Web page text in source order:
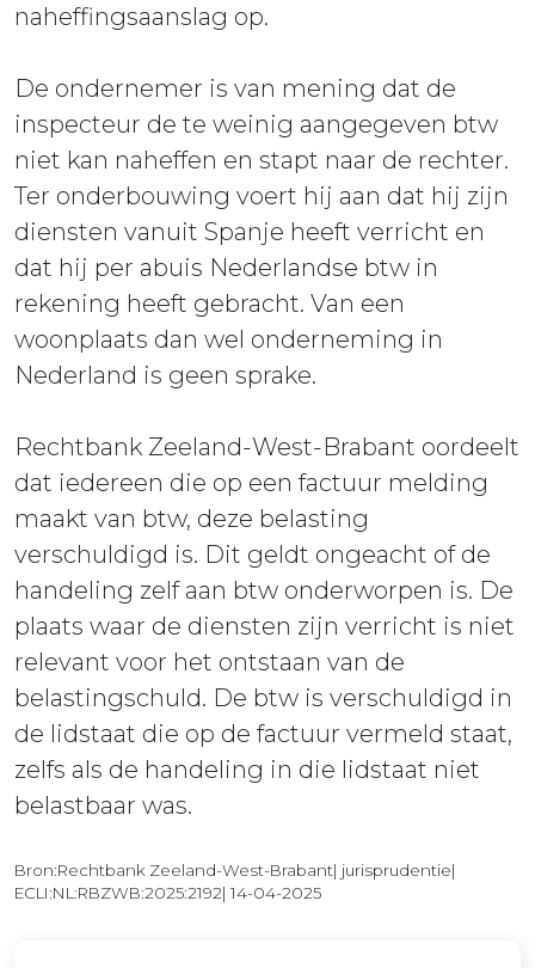
naheffingsaanslag op.
De ondernemer is van mening dat de
inspecteur de te weinig aangegeven btw
niet kan naheffen en stapt naar de rechter.
Ter onderbouwing voert hij aan dat hij zijn
diensten vanuit Spanje heeft verricht en
dat hij per abuis Nederlandse btw in
rekening heeft gebracht. Van een
woonplaats dan wel onderneming in
Nederland is geen sprake.
Rechtbank Zeeland-West-Brabant oordeelt
dat iedereen die op een factuur melding
maakt van btw, deze belasting
verschuldigd is. Dit geldt ongeacht of de
handeling zelf aan btw onderworpen is. De
plaats waar de diensten zijn verricht is niet
relevant voor het ontstaan van de
belastingschuld. De btw is verschuldigd in
de lidstaat die op de factuur vermeld staat,
zelfs als de handeling in die lidstaat niet
belastbaar was.
Bron:Rechtbank Zeeland-West-Brabant| jurisprudentie|
ECLI:NL:RBZWB:2025:2192| 14-04-2025